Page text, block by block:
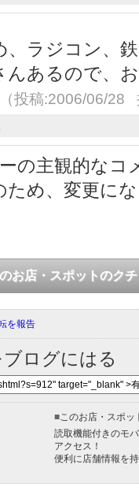
ラジコン、
あるので、
（投稿:2006/06/28
の主観的なコ
ため、変更に
お店・スポットのク
を報告
ログにはる
■このお店・スポッ
読取機能付きのモ
アクセス！
便利に店舗情報を